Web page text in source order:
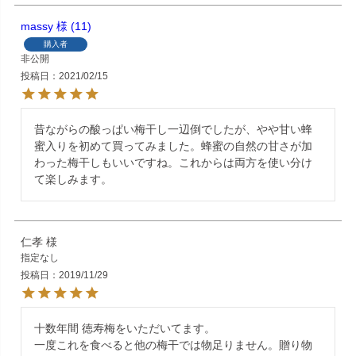
massy 11
購入者
非公開
投稿日
2021/02/15
昔ながらの酸っぱい梅干し一辺倒でしたが、やや甘い蜂
蜜入りを初めて買ってみました。蜂蜜の自然の甘さが加
わった梅干しもいいですね。これからは両方を使い分け
て楽しみます。
仁孝
指定なし
投稿日
2019/11/29
十数年間 徳寿梅をいただいてます。
一度これを食べると他の梅干では物足りません。贈り物